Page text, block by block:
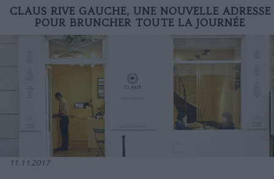
CLAUS RIVE GAUCHE, UNE NOUVELLE ADRESSE
POUR BRUNCHER TOUTE LA JOURNÉE
11.11.2017